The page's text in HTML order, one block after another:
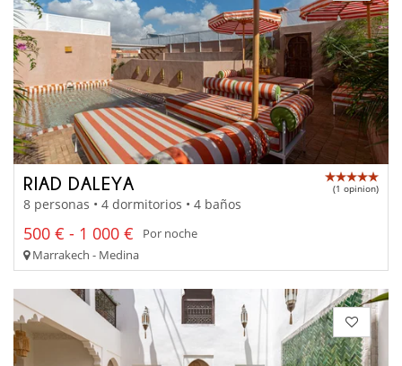
RIAD DALEYA (1 opinion)
8 personas • 4 dormitorios • 4 baños
500 € - 1 000 €
Por noche
Marrakech - Medina